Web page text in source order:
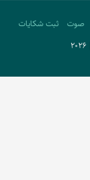
صوت
ثبت شکایات